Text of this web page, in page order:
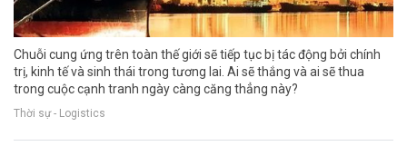
Chuỗi cung ứng trên toàn thế giới sẽ tiếp tục bị tác động bởi chính
trị, kinh tế và sinh thái trong tương lai. Ai sẽ thắng và ai sẽ thua
trong cuộc cạnh tranh ngày càng căng thẳng này?
Thời sự - Logistics